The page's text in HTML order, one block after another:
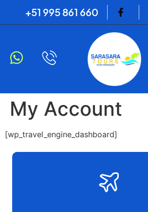
+51 995 861 660
My Account
[wp_travel_engine_dashboard]